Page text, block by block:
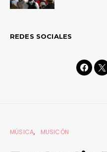
REDES SOCIALES
MÚSICA MUSICÓN